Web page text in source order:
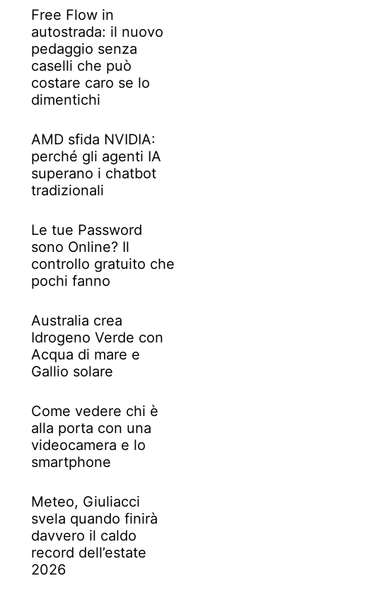
Free Flow in
autostrada: il nuovo
pedaggio senza
caselli che può
costare caro se lo
dimentichi
AMD sfida NVIDIA:
perché gli agenti IA
superano i chatbot
tradizionali
Le tue Password
sono Online? Il
controllo gratuito che
pochi fanno
Australia crea
Idrogeno Verde con
Acqua di mare e
Gallio solare
Come vedere chi è
alla porta con una
videocamera e lo
smartphone
Meteo, Giuliacci
svela quando finirà
davvero il caldo
record dell’estate
2026